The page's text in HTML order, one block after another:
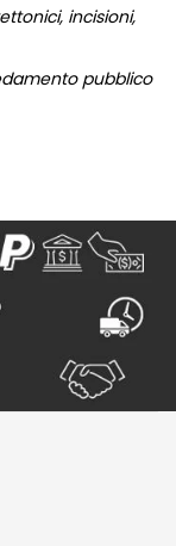
incisioni,
pubblico